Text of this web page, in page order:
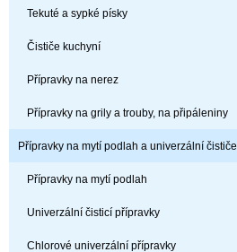
Tekuté a sypké písky
Čističe kuchyní
Přípravky na nerez
Přípravky na grily a trouby, na připáleniny
Přípravky na mytí podlah a univerzální čističe
Přípravky na mytí podlah
Univerzální čisticí přípravky
Chlorové univerzální přípravky